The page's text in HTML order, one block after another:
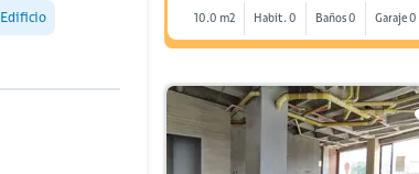
Edificio 10.0 m2 Habit. 0 Baños 0 Garaje 0